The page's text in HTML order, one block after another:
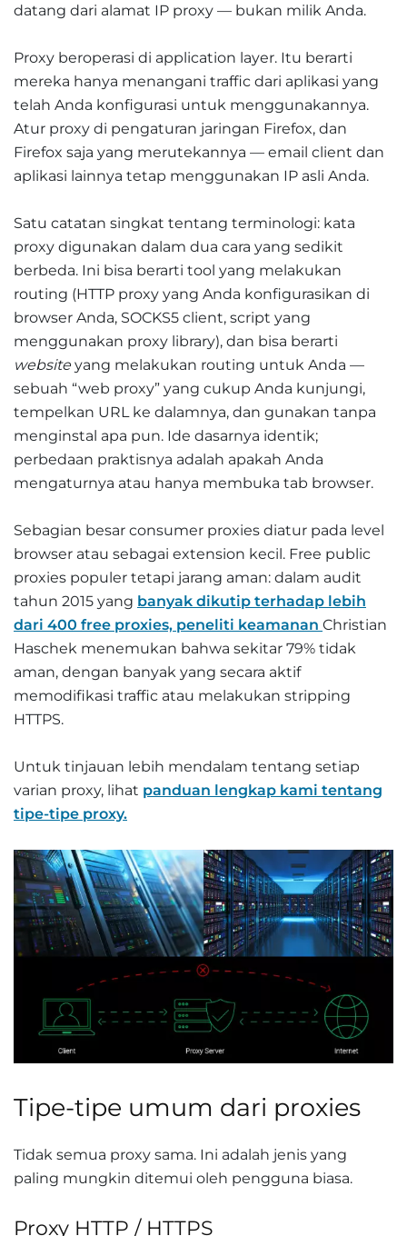
datang dari alamat IP proxy — bukan milik Anda.
Proxy beroperasi di application layer. Itu berarti
mereka hanya menangani traffic dari aplikasi yang
telah Anda konfigurasi untuk menggunakannya.
Atur proxy di pengaturan jaringan Firefox, dan
Firefox saja yang merutekannya — email client dan
aplikasi lainnya tetap menggunakan IP asli Anda.
Satu catatan singkat tentang terminologi: kata
proxy digunakan dalam dua cara yang sedikit
berbeda. Ini bisa berarti tool yang melakukan
routing (HTTP proxy yang Anda konfigurasikan di
browser Anda, SOCKS5 client, script yang
menggunakan proxy library), dan bisa berarti
websiteyang melakukan routing untuk Anda —
sebuah “web proxy” yang cukup Anda kunjungi,
tempelkan URL ke dalamnya, dan gunakan tanpa
menginstal apa pun. Ide dasarnya identik;
perbedaan praktisnya adalah apakah Anda
mengaturnya atau hanya membuka tab browser.
Sebagian besar consumer proxies diatur pada level
browser atau sebagai extension kecil. Free public
proxies populer tetapi jarang aman: dalam audit
tahun 2015 yang banyak dikutip terhadap lebih
dari 400 free proxies, peneliti keamanan Christian
Haschek menemukan bahwa sekitar 79% tidak
aman, dengan banyak yang secara aktif
memodifikasi traffic atau melakukan stripping
HTTPS.
Untuk tinjauan lebih mendalam tentang setiap
varian proxy, lihat panduan lengkap kami tentang
tipe-tipe proxy.
Tipe-tipe umum dari proxies
Tidak semua proxy sama. Ini adalah jenis yang
paling mungkin ditemui oleh pengguna biasa.
Proxy HTTP / HTTPS